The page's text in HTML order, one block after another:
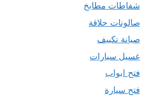
شفاطات مطابخ
صالونات حلاقة
صيانة تكييف
غسيل سيارات
فتح ابواب
فتح سيارة